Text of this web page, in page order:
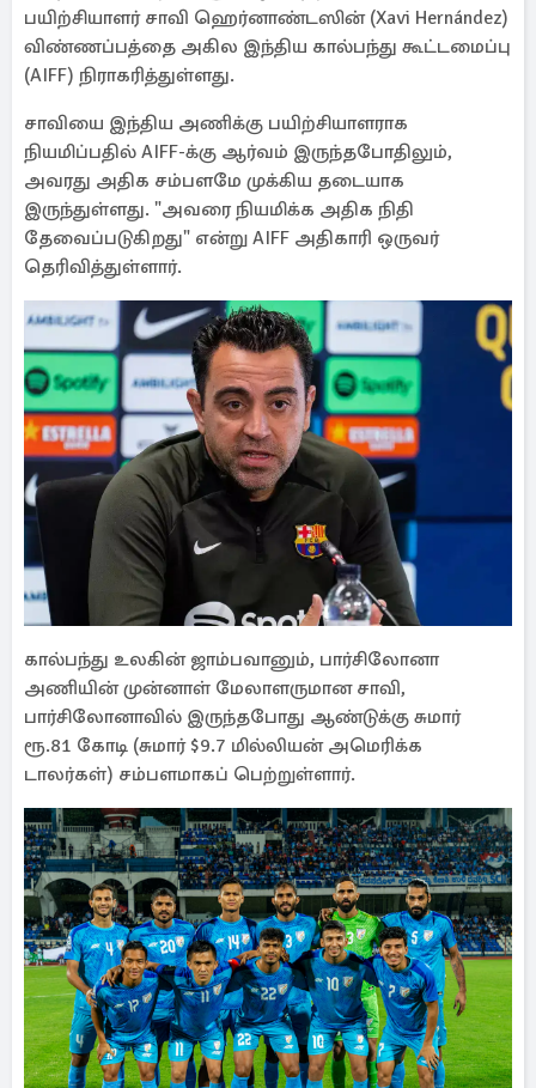
பயிற்சியாளர் சாவி ஹெர்னாண்டஸின் (Xavi Hernández)
விண்ணப்பத்தை அகில இந்திய கால்பந்து கூட்டமைப்பு
(AIFF) நிராகரித்துள்ளது.
சாவியை இந்திய அணிக்கு பயிற்சியாளராக
நியமிப்பதில் AIFF-க்கு ஆர்வம் இருந்தபோதிலும்,
அவரது அதிக சம்பளமே முக்கிய தடையாக
இருந்துள்ளது. "அவரை நியமிக்க அதிக நிதி
தேவைப்படுகிறது" என்று AIFF அதிகாரி ஒருவர்
தெரிவித்துள்ளார்.
கால்பந்து உலகின் ஜாம்பவானும், பார்சிலோனா
அணியின் முன்னாள் மேலாளருமான சாவி,
பார்சிலோனாவில் இருந்தபோது ஆண்டுக்கு சுமார்
ரூ.81 கோடி (சுமார் $9.7 மில்லியன் அமெரிக்க
டாலர்கள்) சம்பளமாகப் பெற்றுள்ளார்.